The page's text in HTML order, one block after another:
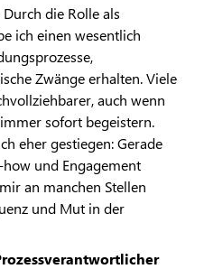
die Rolle als
ich einen wesentlich
Zwänge erhalten. Viele
auch wenn
sofort begeistern.
eher gestiegen: Gerade
und Engagement
an manchen Stellen
und Mut in der